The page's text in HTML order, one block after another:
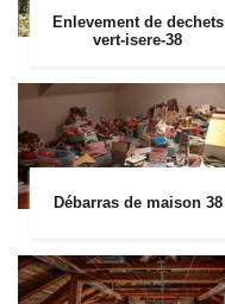
Enlevement de dechets
vert-isere-38
Débarras de maison 38